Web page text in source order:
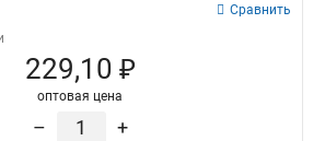
Сравнить
229,10 ₽
оптовая цена
– +